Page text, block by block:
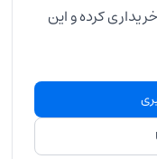
کرده و این